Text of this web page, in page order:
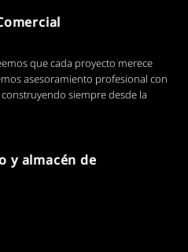
que cada proyecto merece
asesoramiento profesional con
siempre desde la
y almacén de